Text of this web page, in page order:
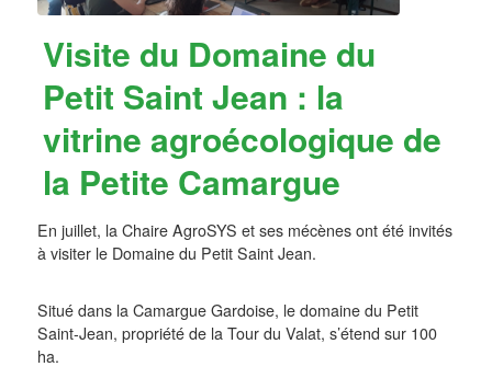
Visite du Domaine du
Petit Saint Jean : la
vitrine agroécologique de
la Petite Camargue
En juillet, la Chaire AgroSYS et ses mécènes ont été invités
à visiter le Domaine du Petit Saint Jean.
Situé dans la Camargue Gardoise, le domaine du Petit
Saint-Jean, propriété de la Tour du Valat, s’étend sur 100
ha.